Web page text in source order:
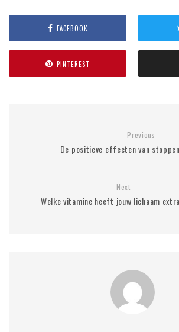
FACEBOOK
PINTEREST
Previous
De positieve effecten van
Next
Welke vitamine heeft jouw lichaam